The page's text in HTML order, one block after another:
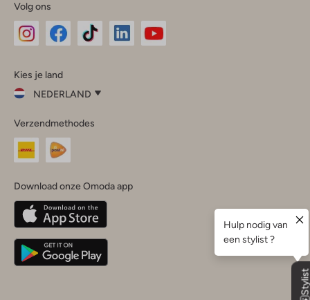
Volg ons
InstagramFacebook
Kies je land
NEDERLAND
je
land
Nederland
Belgique(Français)
Deutschland
Verzendmethodes
Download onze Omoda app